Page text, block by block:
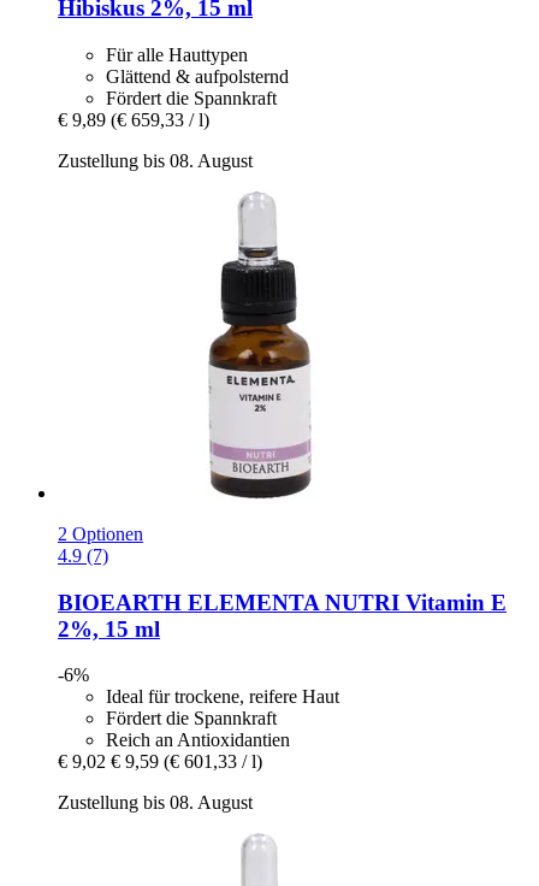
Hibiskus 2%, 15 ml
Für alle Hauttypen
Glättend & aufpolsternd
Fördert die Spannkraft
€ 9,89 (€ 659,33 / l)
Zustellung bis 08. August
2 Optionen
4.9 (7)
BIOEARTH ELEMENTA NUTRI Vitamin E
2%, 15 ml
-6%
Ideal für trockene, reifere Haut
Fördert die Spannkraft
Reich an Antioxidantien
€ 9,02 € 9,59 (€ 601,33 / l)
Zustellung bis 08. August